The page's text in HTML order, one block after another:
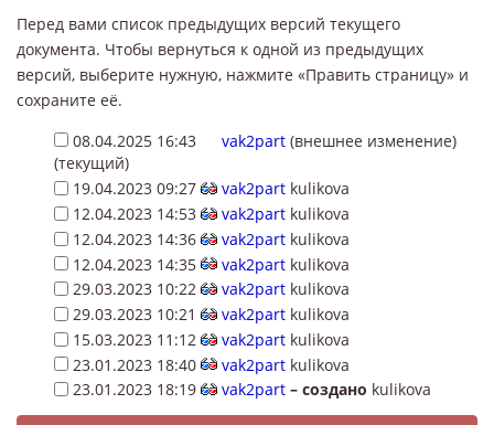
Перед вами список предыдущих версий текущего
документа. Чтобы вернуться к одной из предыдущих
версий, выберите нужную, нажмите «Править страницу» и
сохраните её.
08.04.2025 16:43
vak2part (внешнее изменение)
(текущий)
19.04.2023 09:27
vak2part kulikova
12.04.2023 14:53
vak2part kulikova
12.04.2023 14:36
vak2part kulikova
12.04.2023 14:35
vak2part kulikova
29.03.2023 10:22
vak2part kulikova
29.03.2023 10:21
vak2part kulikova
15.03.2023 11:12
vak2part kulikova
23.01.2023 18:40
vak2part kulikova
23.01.2023 18:19
vak2part – создано kulikova